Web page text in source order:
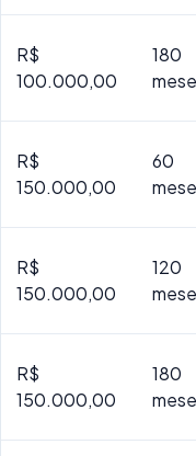
R$
100.000,00
180
R$
150.000,00
60
R$
150.000,00
120
R$
150.000,00
180